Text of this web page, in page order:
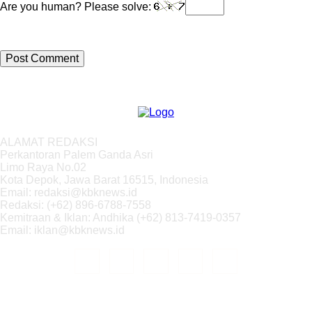
Are you human? Please solve:
ALAMAT REDAKSI
Perkantoran Palem Ganda Asri
Limo Raya No.02
Kota Depok, Jawa Barat 16515, Indonesia
Email: redaksi@kbknews.id
Redaksi: (+62) 896-6788-7558
Kemitraan & Iklan: Andhika (+62) 813-7419-0357
Email: iklan@kbknews.id